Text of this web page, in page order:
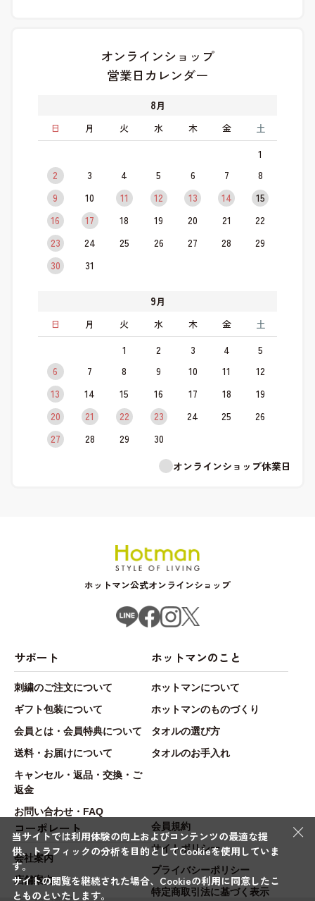
オンラインショップ
営業日カレンダー
8月
日
月 火 水 木 金 土
1
2
3 4 5 6 7
8
9
10 11 12 13 14
15
16
17 18 19 20 21
22
23
24 25 26 27 28
29
30
31
9月
日
月 火 水 木 金 土
1 2 3 4
5
6
7 8 9 10 11
12
13
14 15 16 17 18
19
20
21 22 23 24 25
26
27
28 29
30
オンラインショップ休業日
ホットマン公式オンラインショップ
サポート
刺繍のご注文について
ギフト包装について
会員とは・会員特典について
送料・お届けについて
キャンセル・返品・交換・ご
返金
お問い合わせ・FAQ
ホットマンのこと
ホットマンについて
ホットマンのものづくり
タオルの選び方
タオルのお手入れ
コーポレート
会社案内
店舗案内
会員規約
サイトポリシー
プライバシーポリシー
特定商取引法に基づく表示
×
当サイトでは利用体験の向上およびコンテンツの最適な提
供、トラフィックの分析を目的としてCookieを使用していま
す。
サイトの閲覧を継続された場合、Cookieの利用に同意したこ
とものといたします。